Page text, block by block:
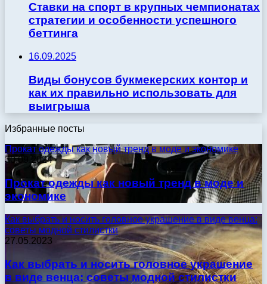
Ставки на спорт в крупных чемпионатах
стратегии и особенности успешного
беттинга
16.09.2025
Виды бонусов букмекерских контор и
как их правильно использовать для
выигрыша
Избранные посты
Прокат одежды как новый тренд в моде и экономике
30.09.2024
Прокат одежды как новый тренд в моде и
экономике
Как выбрать и носить головное украшение в виде венца:
советы модной стилистки
27.05.2023
Как выбрать и носить головное украшение
в виде венца: советы модной стилистки